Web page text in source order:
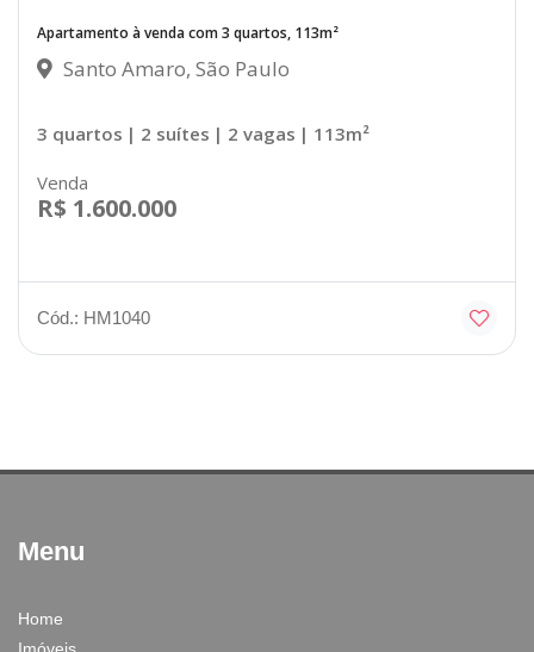
Apartamento à venda com 3 quartos, 113m²
Santo Amaro, São Paulo
3 quartos | 2 suítes | 2 vagas | 113m²
Venda
R$ 1.600.000
Cód.: HM1040
Menu
Home